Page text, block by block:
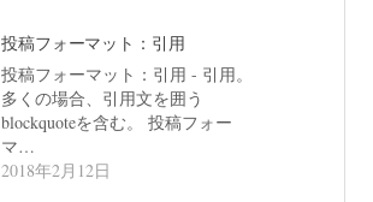
投稿フォーマット：引用
投稿フォーマット：引用 - 引用。
多くの場合、引用文を囲う
blockquoteを含む。 投稿フォー
マ…
2018年2月12日